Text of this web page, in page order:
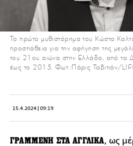
Το πρώτο μυθιστόρημα του Κώστα
προσπάθεια για την αφήγηση της
του 21ου αιώνα στην Ελλάδα, από τα
έως το 2015. Φωτ.:Πάρις Ταβιτιάν/
15.4.2024 | 09:19
ΓΡΑΜΜΕΝΗ ΣΤΑ ΑΓΓΛΙΚΑ, ως